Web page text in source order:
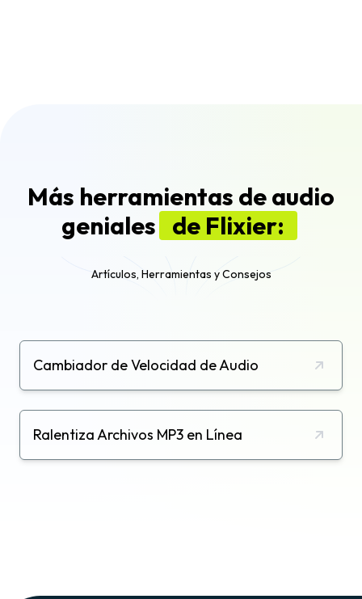
Más herramientas de audio
geniales de Flixier:
Artículos, Herramientas y Consejos
Cambiador de Velocidad de Audio
Ralentiza Archivos MP3 en Línea